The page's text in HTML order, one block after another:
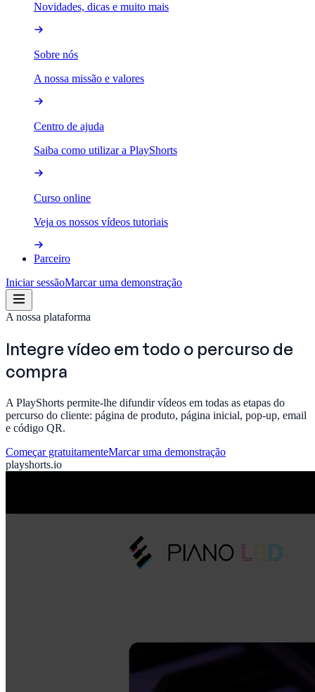
Novidades, dicas e muito mais
Sobre nós
A nossa missão e valores
Centro de ajuda
Saiba como utilizar a PlayShorts
Curso online
Veja os nossos vídeos tutoriais
Parceiro
Iniciar sessãoMarcar uma demonstração
A nossa plataforma
Integre vídeo em todo o percurso de
compra
A PlayShorts permite-lhe difundir vídeos em todas as etapas do
percurso do cliente: página de produto, página inicial, pop-up, email
e código QR.
Começar gratuitamenteMarcar uma demonstração
playshorts.io